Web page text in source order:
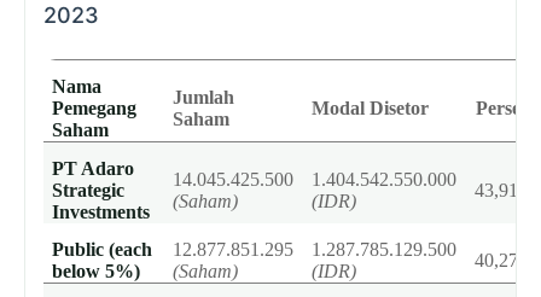
2023
Nama
Pemegang
Saham
Jumlah
Saham
Modal Disetor
PT Adaro
Strategic
Investments
14.045.425.500
(Saham)
1.404.542.550.000
(IDR)
43,91%
Public (each
below 5%)
12.877.851.295
(Saham)
1.287.785.129.500
(IDR)
40,27%